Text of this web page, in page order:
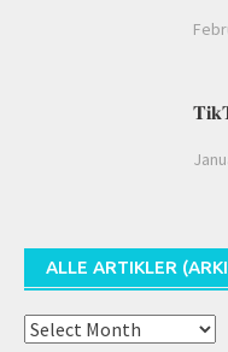
ALLE ARTIKLER
Alle